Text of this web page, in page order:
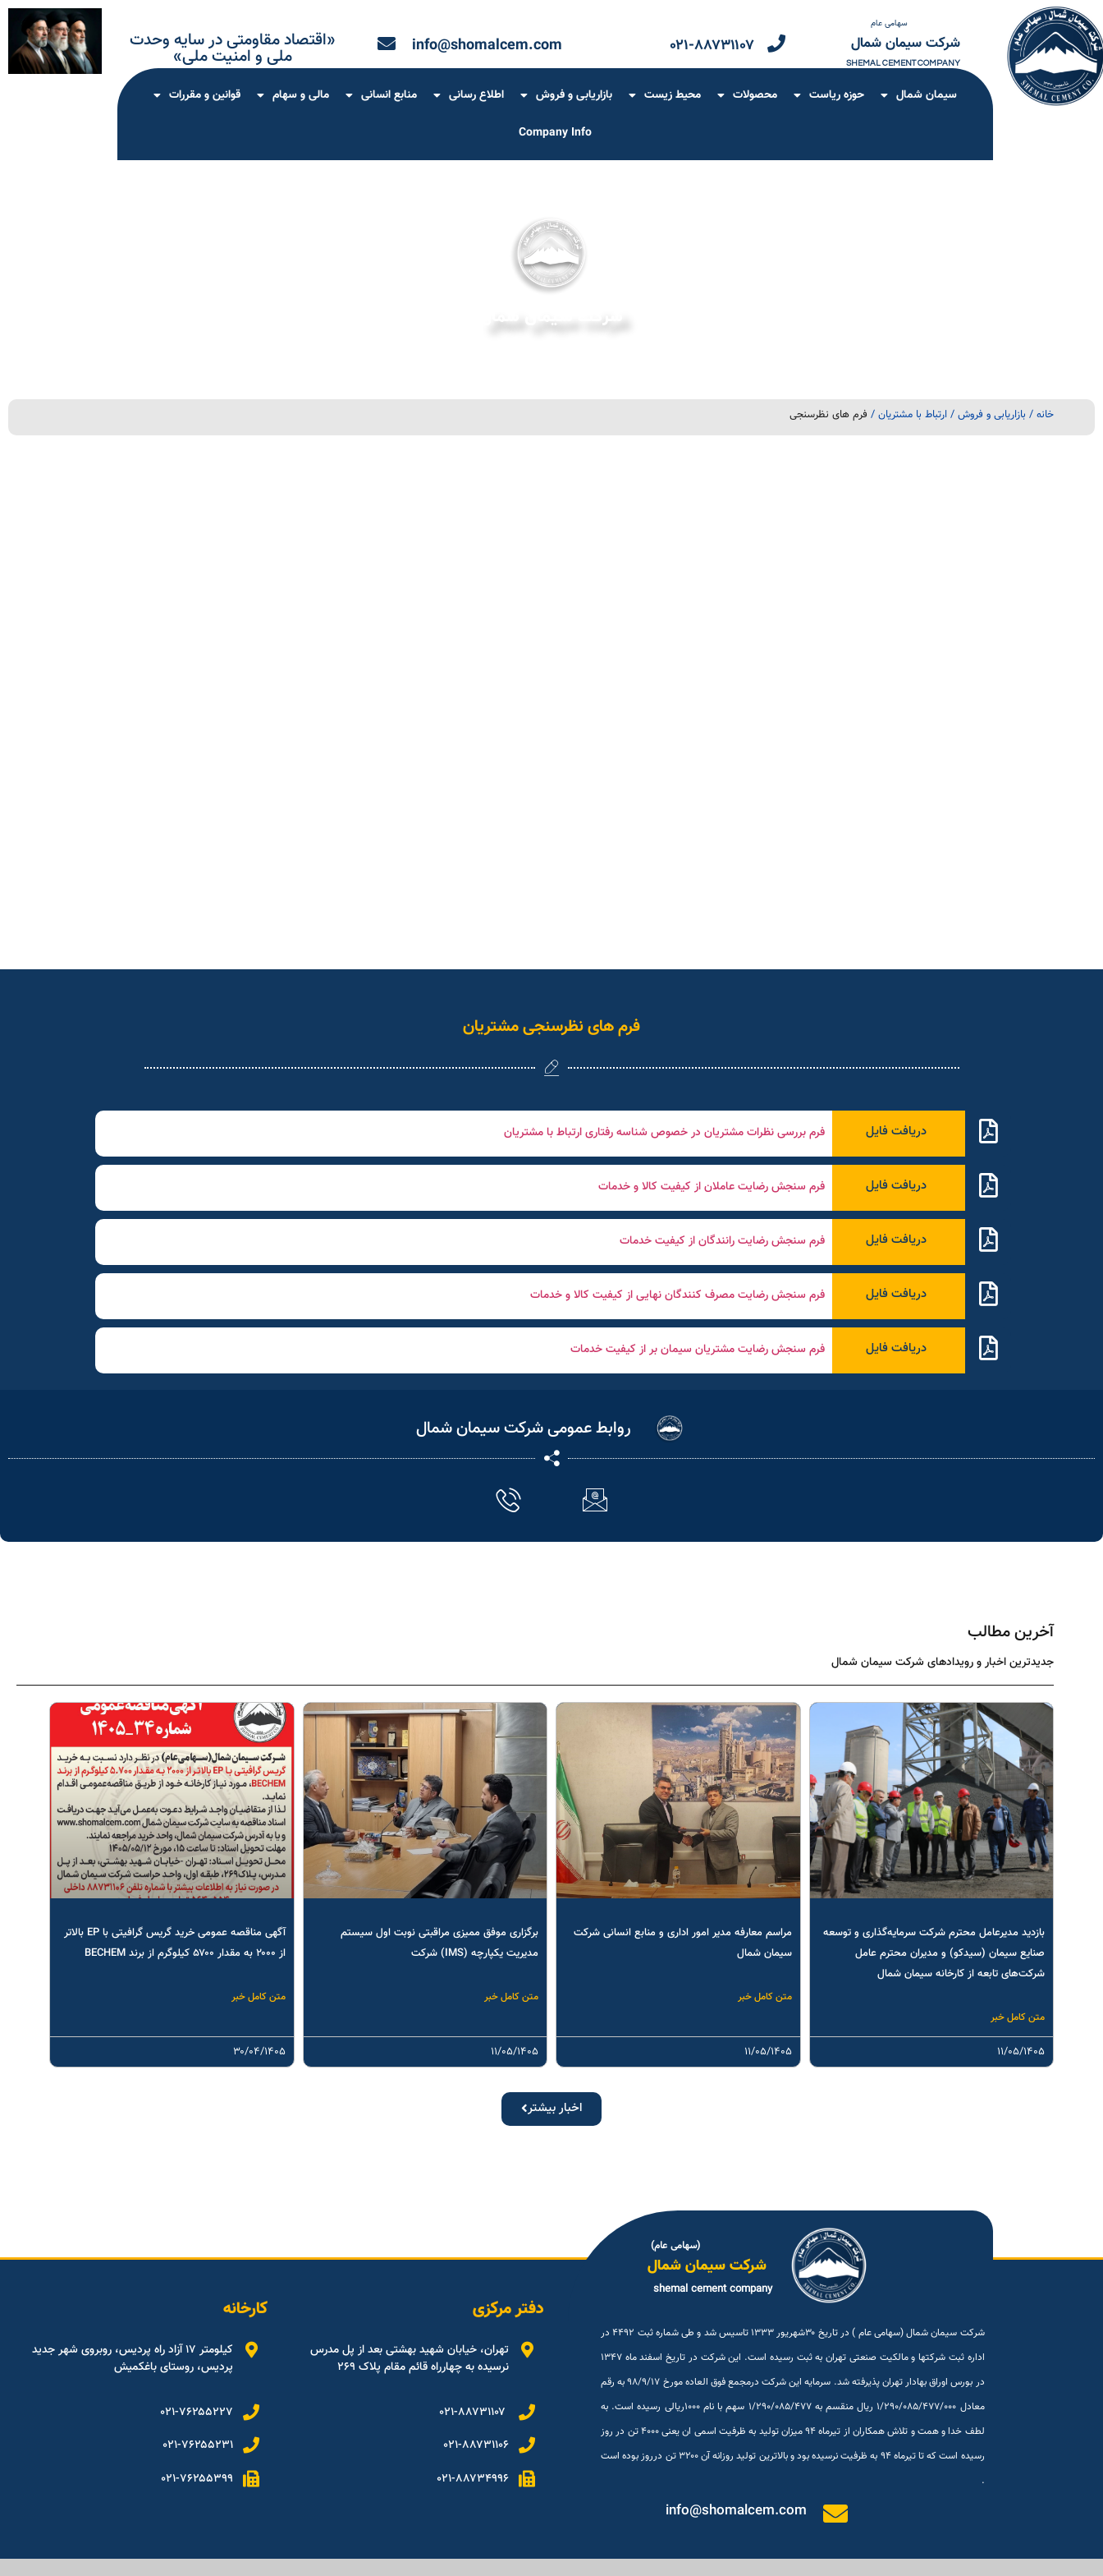
سهامی عام
شرکت سیمان شمال
SHEMAL CEMENT COMPANY
۰۲۱-۸۸۷۳۱۱۰۷ info@shomalcem.com «اقتصاد مقاومتی در سایه وحدت
ملی و امنیت ملی»
سیمان شمال حوزه ریاست محصولات محیط زیست بازاریابی و فروش اطلاع رسانی منابع انسانی مالی و سهام قوانین و مقررات
Company Info
شرکت سیمان شمال
خانه / بازاریابی و فروش / ارتباط با مشتریان / فرم های نظرسنجی
فرم های نظرسنجی مشتریان
دریافت فایل فرم بررسی نظرات مشتريان در خصوص شناسه رفتاری ارتباط با مشتريان
دریافت فایل فرم سنجش رضایت عاملان از کیفیت کالا و خدمات
دریافت فایل فرم سنجش رضایت رانندگان از کیفیت خدمات
دریافت فایل فرم سنجش رضایت مصرف کنندگان نهایی از کیفیت کالا و خدمات
دریافت فایل فرم سنجش رضایت مشتریان سیمان بر از کیفیت خدمات
روابط عمومی شرکت سیمان شمال
آخرین مطالب
جدیدترین اخبار و رویدادهای شرکت سیمان شمال
بازدید مدیرعامل محترم شرکت سرمایه‌گذاری و توسعه
صنایع سیمان (سیدکو) و مدیران محترم عامل
شرکت‌های تابعه از کارخانه سیمان شمال
متن کامل خبر
۱۱/۰۵/۱۴۰۵
مراسم معارفه مدیر امور اداری و منابع انسانی شرکت
سیمان شمال
متن کامل خبر
۱۱/۰۵/۱۴۰۵
برگزاری موفق ممیزی مراقبتی نوبت اول سیستم
مدیریت یکپارچه (IMS) شرکت
متن کامل خبر
۱۱/۰۵/۱۴۰۵
آگهی مناقصه عمومی خرید گریس گرافیتی با EP بالاتر
از ۲۰۰۰ به مقدار ۵۷۰۰ کیلوگرم از برند BECHEM
متن کامل خبر
۳۰/۰۴/۱۴۰۵
اخبار بیشتر
(سهامی عام)
شرکت سیمان شمال
shemal cement company
شرکت سیمان شمال (سهامی عام ) در تاریخ ۳۰شهريور ۱۳۳۳ تاسیس شد و طی شماره ثبت ۴۴۹۲ در
اداره ثبت شرکتها و مالکیت صنعتی تهران به ثبت رسیده است. این شرکت در تاریخ اسفند ماه ۱۳۴۷
در بورس اوراق بهادار تهران پذیرفته شد. سرمایه این شرکت درمجمع فوق العاده مورخ ۹۸/۹/۱۷ به رقم
معادل ۱/۲۹۰/۰۸۵/۴۷۷/۰۰۰ ریال منقسم به ۱/۲۹۰/۰۸۵/۴۷۷ سهم با نام ۱۰۰۰ریالی رسیده است. به
لطف خدا و همت و تلاش همکاران از تیرماه ۹۴ میزان تولید به ظرفیت اسمی ان یعنی ۴۰۰۰ تن در روز
رسیده است که تا تیرماه ۹۴ به ظرفیت نرسیده بود و بالاترین تولید روزانه آن ۳۲۰۰ تن درروز بوده است
.
info@shomalcem.com
دفتر مرکزی
تهران، خیابان شهید بهشتی بعد از پل مدرس
نرسیده به چهارراه قائم مقام پلاک ۲۶۹
۰۲۱-۸۸۷۳۱۱۰۶
۰۲۱-۸۸۷۳۴۹۹۶
کارخانه
کیلومتر ۱۷ آزاد راه پردیس، روبروی شهر جدید
پردیس، روستای باغکمیش
۰۲۱-۷۶۲۵۵۲۲۷
۰۲۱-۷۶۲۵۵۲۳۱
۰۲۱-۷۶۲۵۵۳۹۹